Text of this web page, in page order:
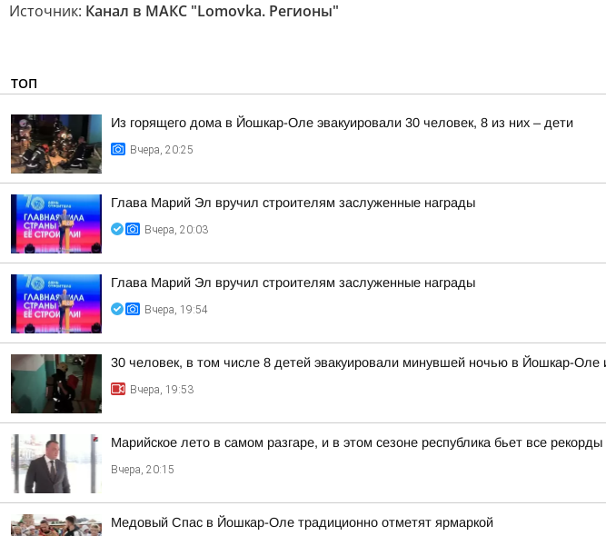
Источник: Канал в МАКС "Lomovka. Регионы"
ТОП
Из горящего дома в Йошкар-Оле эвакуировали 30 человек, 8 из них – дети
Вчера, 20:25
Глава Марий Эл вручил строителям заслуженные награды
Вчера, 20:03
Глава Марий Эл вручил строителям заслуженные награды
Вчера, 19:54
30 человек, в том числе 8 детей эвакуировали минувшей ночью в Йошкар-
Вчера, 19:53
Марийское лето в самом разгаре, и в этом сезоне республика бьет все
Вчера, 20:15
Медовый Спас в Йошкар-Оле традиционно отметят ярмаркой